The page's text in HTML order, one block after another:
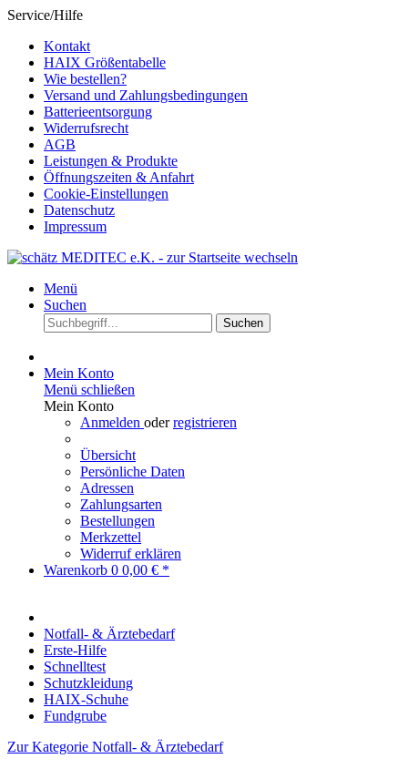
Service/Hilfe
Kontakt
HAIX Größentabelle
Wie bestellen?
Versand und Zahlungsbedingungen
Batterieentsorgung
Widerrufsrecht
AGB
Leistungen & Produkte
Öffnungszeiten & Anfahrt
Cookie-Einstellungen
Datenschutz
Impressum
Menü
Suchen
Suchen
Mein Konto
Menü schließen
Mein Konto
Anmelden oderregistrieren
Übersicht
Persönliche Daten
Adressen
Zahlungsarten
Bestellungen
Merkzettel
Widerruf erklären
Warenkorb 0 0,00 € *
Notfall- & Ärztebedarf
Erste-Hilfe
Schnelltest
Schutzkleidung
HAIX-Schuhe
Fundgrube
Zur Kategorie Notfall- & Ärztebedarf